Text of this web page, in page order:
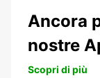
Ancora
nostre
Scopri di più